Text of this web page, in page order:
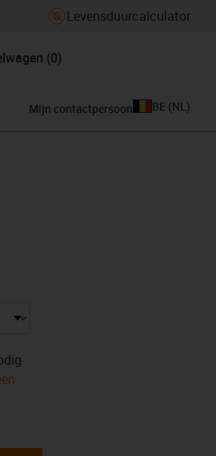
Levensduurcalculator
(0)
Mijn contactpersoon BE (NL )